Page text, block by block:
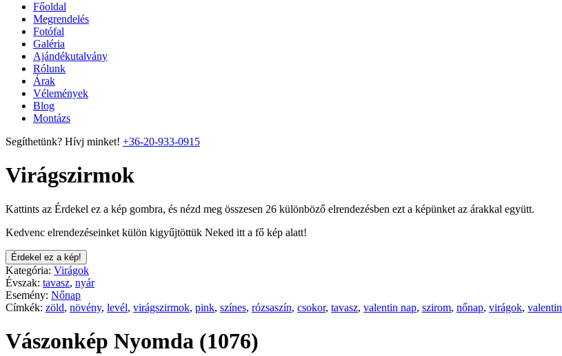
Főoldal
Megrendelés
Fotófal
Galéria
Ajándékutalvány
Rólunk
Árak
Vélemények
Blog
Montázs
Segíthetünk? Hívj minket! +36-20-933-0915
Virágszirmok
Kattints az Érdekel ez a kép gombra, és nézd meg összesen 26 különböző elrendezésben ezt a képünket az árakkal együtt.
Kedvenc elrendezéseinket külön kigyűjtöttük Neked itt a fő kép alatt!
Érdekel ez a kép!
Kategória: Virágok
Évszak: tavasz, nyár
Esemény: Nőnap
Címkék: zöld, növény, levél, virágszirmok, pink, színes, rózsaszín, csokor, tavasz, valentin nap, szirom, nőnap, virágok, valentin
Vászonkép Nyomda (1076)